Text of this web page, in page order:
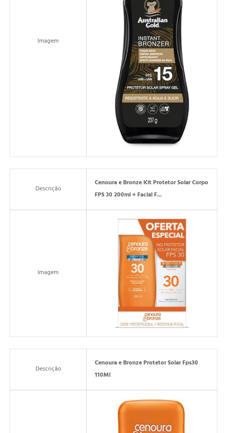
Imagem
Descrição
Cenoura e Bronze Kit Protetor Solar Corpo
FPS 30 200ml + Facial F...
Imagem
Descrição
Cenoura e Bronze Protetor Solar Fps30
110Ml